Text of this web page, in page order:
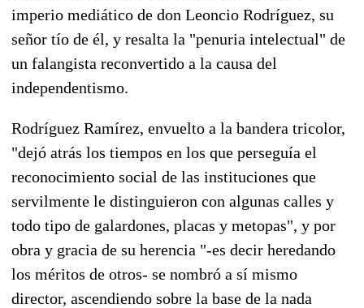
imperio mediático de don Leoncio Rodríguez, su
señor tío de él, y resalta la "penuria intelectual" de
un falangista reconvertido a la causa del
independentismo.
Rodríguez Ramírez, envuelto a la bandera tricolor,
"dejó atrás los tiempos en los que perseguía el
reconocimiento social de las instituciones que
servilmente le distinguieron con algunas calles y
todo tipo de galardones, placas y metopas", y por
obra y gracia de su herencia "-es decir heredando
los méritos de otros- se nombró a sí mismo
director, ascendiendo sobre la base de la nada